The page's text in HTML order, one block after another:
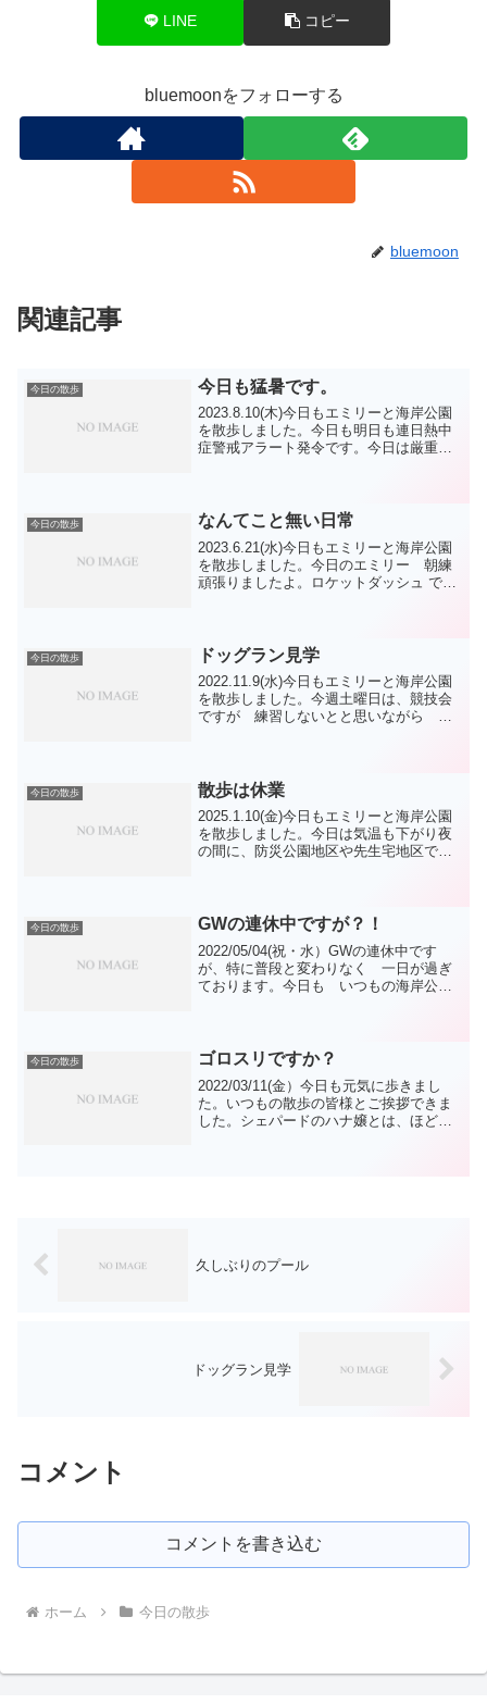
LINE コピー
bluemoonをフォローする
bluemoon
関連記事
今日の散歩 今日も猛暑です。
2023.8.10(木)今日もエミリーと海岸公園
を散歩しました。今日も明日も連日熱中
症警戒アラート発令です。今日は厳重警
も、何か頑...
今日の散歩 なんてこと無い日常
2023.6.21(水)今日もエミリーと海岸公園
を散歩しました。今日のエミリー 朝練
頑張りましたよ。ロケットダッシュ です
おやつを...
今日の散歩 ドッグラン見学
2022.11.9(水)今日もエミリーと海岸公園
を散歩しました。今週土曜日は、競技会
ですが 練習しないとと思いながら 結
エドのイモ...
今日の散歩 散歩は休業
2025.1.10(金)今日もエミリーと海岸公園
を散歩しました。今日は気温も下がり夜
の間に、防災公園地区や先生宅地区では
した。エミ...
今日の散歩 GWの連休中ですが？！
2022/05/04(祝・水）GWの連休中です
が、特に普段と変わりなく 一日が過ぎ
ております。今日も いつもの海岸公園
相変わらず プ...
今日の散歩 ゴロスリですか？
2022/03/11(金）今日も元気に歩きまし
た。いつもの散歩の皆様とご挨拶できま
した。シェパードのハナ嬢とは、ほどよ
久しぶりのプール
ドッグラン見学
コメント
コメントを書き込む
ホーム 今日の散歩